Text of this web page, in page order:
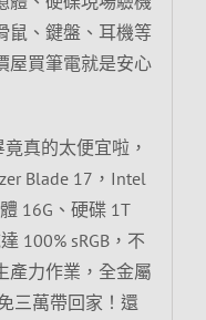
鼠、鍵盤、耳機等
屋買筆電就是安心
真的太便宜啦，
Blade 17，Intel
16G、硬碟 1T
100% sRGB，不
產力作業，全金屬
三萬帶回家！還